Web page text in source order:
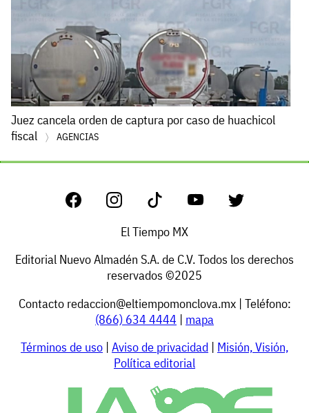
Juez cancela orden de captura por caso de huachicol
fiscal
AGENCIAS
El Tiempo MX
Editorial Nuevo Almadén S.A. de C.V. Todos los derechos
reservados ©2025
Contacto redaccion@eltiempomonclova.mx| Teléfono:
(866) 634 4444 | mapa
Términos de uso | Aviso de privacidad | Misión, Visión,
Política editorial